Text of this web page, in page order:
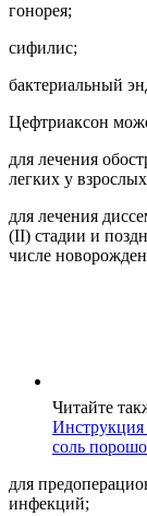
гонорея;
сифилис;
бактериальный
Цефтриаксон
для лечения
легких у
для лечения
(II) стадии и
числе
Читайте
соль
для
инфекций;